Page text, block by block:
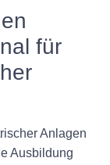
für
Anlagen
Ausbildung